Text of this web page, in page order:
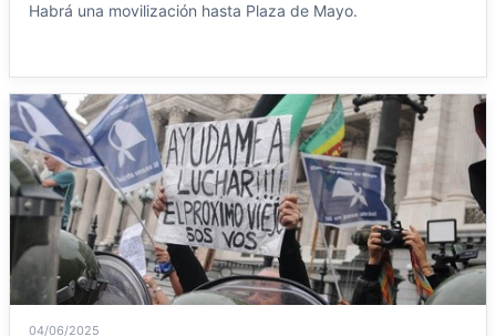
Habrá una movilización hasta Plaza de Mayo.
04/06/2025